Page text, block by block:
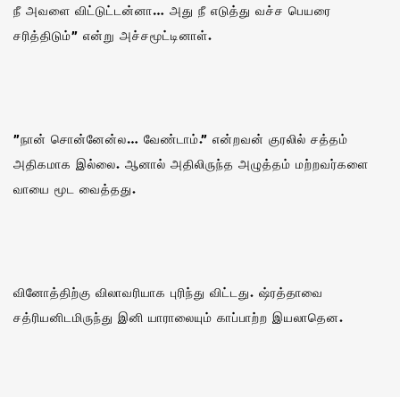
நீ அவளை விட்டுட்டன்னா… அது நீ எடுத்து வச்ச பெயரை
சரித்திடும்” என்று அச்சமூட்டினாள்.
”நான் சொன்னேன்ல… வேண்டாம்.” என்றவன் குரலில் சத்தம்
அதிகமாக இல்லை. ஆனால் அதிலிருந்த அழுத்தம் மற்றவர்களை
வாயை மூட வைத்தது.
வினோத்திற்கு விலாவரியாக புரிந்து விட்டது. ஷ்ரத்தாவை
சத்ரியனிடமிருந்து இனி யாராலையும் காப்பாற்ற இயலாதென.